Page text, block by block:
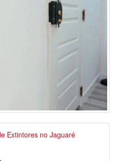
Extintores no Jaguaré